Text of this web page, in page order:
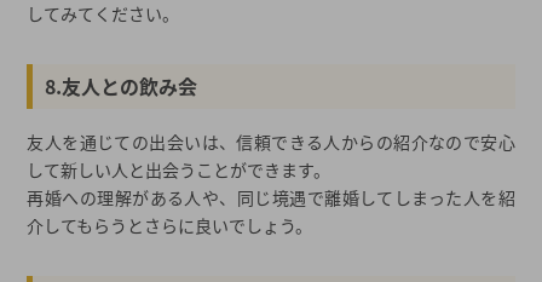
してみてください。
8.友人との飲み会
友人を通じての出会いは、信頼できる人からの紹介なので安心
して新しい人と出会うことができます。
再婚への理解がある人や、同じ境遇で離婚してしまった人を紹
介してもらうとさらに良いでしょう。